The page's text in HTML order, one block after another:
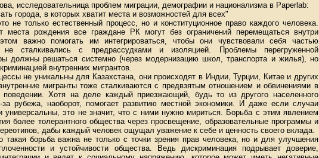
исследовательница проблем миграции, демографии и национализма в Paperlab:
города, в которых хватит места и возможностей для всех"
не только естественный процесс, но и конституционное право каждого человека.
места рождения все граждане РК могут без ограничений перемещаться внутри
важно помогать им интегрироваться, чтобы они чувствовали себя частью
сталкивались с предрассудками и изоляцией. Проблемы перегруженной
должны решаться системно (через модернизацию школ, транспорта и жилья), но
внутренних мигрантов.
не уникальны для Казахстана, они происходят в Индии, Турции, Китае и других
мигранты тоже сталкиваются с предвзятым отношением и обвинениями в
поведении. Хотя на деле каждый приезжающий, будь то из другого населенного
за рубежа, наоборот, помогает развитию местной экономики. И даже если случаи
универсальны, это не значит, что с ними нужно мириться. Борьба с этим явлением
более толерантного общества через просвещение, образовательные программы и
дабы каждый человек ощущал уважение к себе и ценность своего вклада.
такая борьба важна не только с точки зрения прав человека, но и для улучшения
и устойчивости общества. Ведь дискриминация подрывает доверие,